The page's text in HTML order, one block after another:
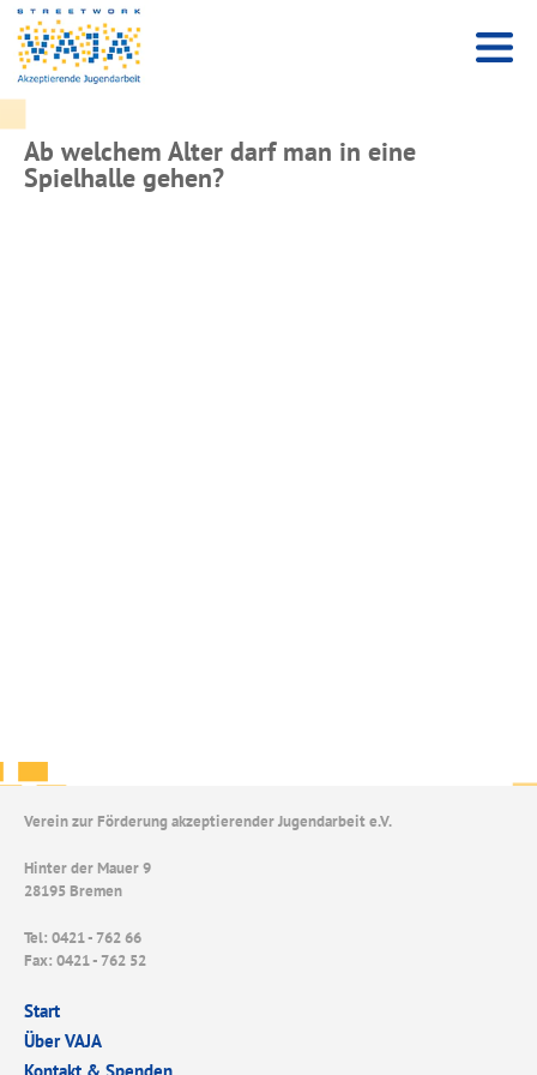
Ab welchem Alter darf man in eine
Spielhalle gehen?
Verein zur Förderung akzeptierender Jugendarbeit e.V.
Hinter der Mauer 9
28195 Bremen
Tel: 0421 - 762 66
Fax: 0421 - 762 52
Start
Über VAJA